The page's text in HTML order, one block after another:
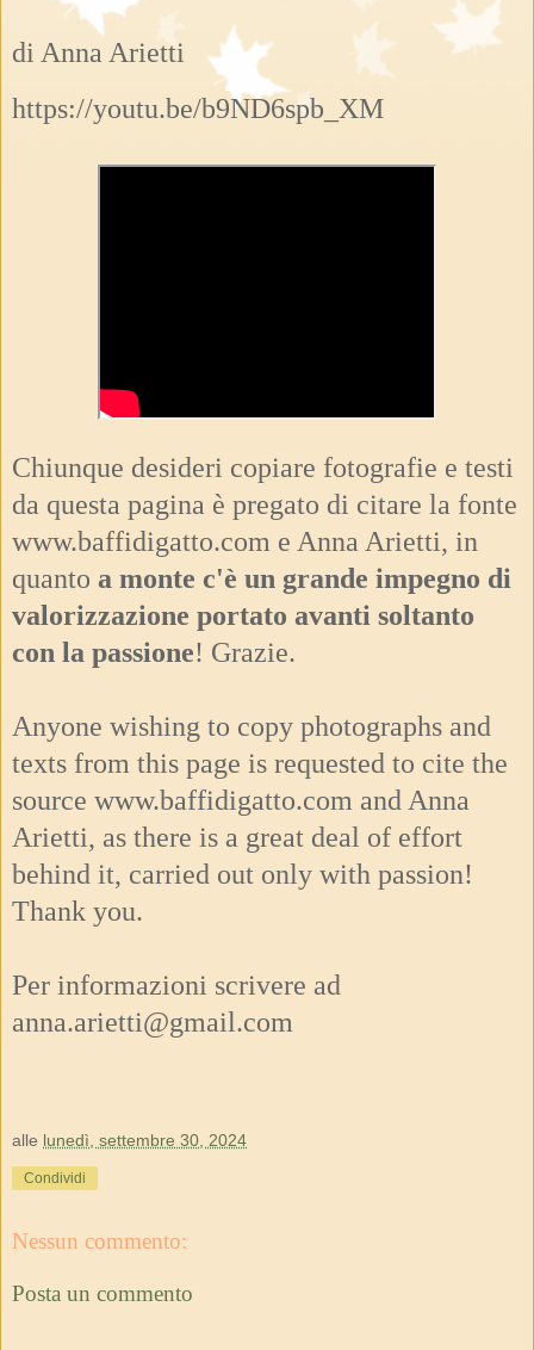
di Anna Arietti
https://youtu.be/b9ND6spb_XM
Chiunque desideri copiare fotografie e testi
da questa pagina è pregato di citare la fonte
www.baffidigatto.com e Anna Arietti, in
quanto a monte c'è un grande impegno di
valorizzazione portato avanti soltanto
con la passione! Grazie.
Anyone wishing to copy photographs and
texts from this page is requested to cite the
source www.baffidigatto.com and Anna
Arietti, as there is a great deal of effort
behind it, carried out only with passion!
Thank you.
Per informazioni scrivere ad
anna.arietti@gmail.com
alle lunedì, settembre 30, 2024
Condividi
Nessun commento:
Posta un commento